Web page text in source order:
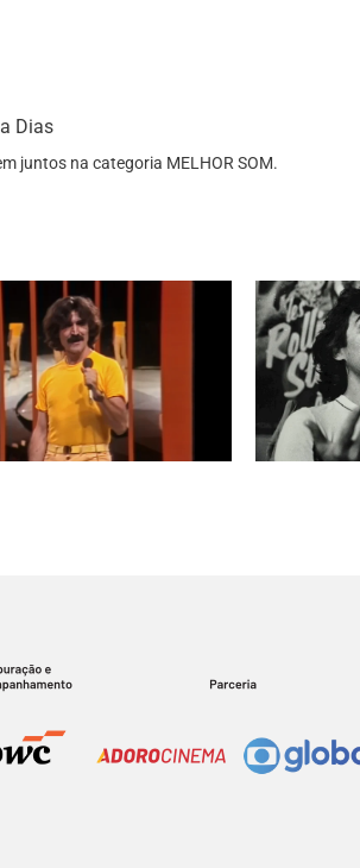
Dias
juntos na categoria MELHOR SOM.